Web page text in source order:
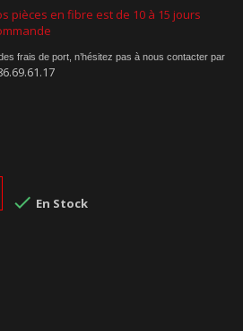
pièces en fibre est de 10 à 15 jours
frais de port, n’hésitez pas à nous contacter par
 En Stock